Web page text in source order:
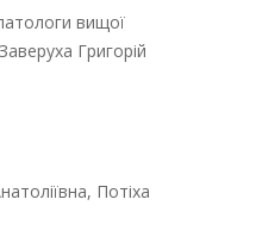
вищої
Григорій
Потіха